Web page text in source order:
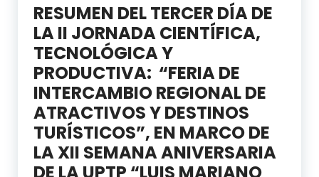
RESUMEN DEL TERCER DÍA DE
LA II JORNADA CIENTÍFICA,
TECNOLÓGICA Y
PRODUCTIVA: “FERIA DE
INTERCAMBIO REGIONAL DE
ATRACTIVOS Y DESTINOS
TURÍSTICOS”, EN MARCO DE
LA XII SEMANA ANIVERSARIA
DE LA UPTP “LUIS MARIANO